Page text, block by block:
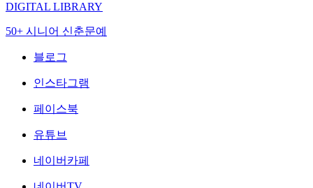
DIGITAL LIBRARY
50+ 시니어 신춘문예
블로그
인스타그램
페이스북
유튜브
네이버카페